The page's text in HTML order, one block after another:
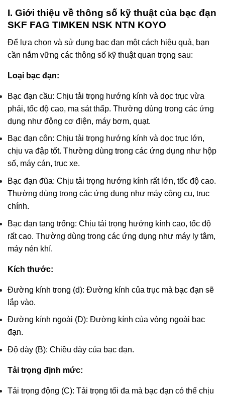
I. Giới thiệu về thông số kỹ thuật của bạc đạn
SKF FAG TIMKEN NSK NTN KOYO
Để lựa chọn và sử dụng bạc đạn một cách hiệu quả, bạn
cần nắm vững các thông số kỹ thuật quan trọng sau:
Loại bạc đạn:
Bạc đạn cầu: Chịu tải trọng hướng kính và dọc trục vừa
phải, tốc độ cao, ma sát thấp. Thường dùng trong các ứng
dụng như động cơ điện, máy bơm, quạt.
Bạc đạn côn: Chịu tải trọng hướng kính và dọc trục lớn,
chịu va đập tốt. Thường dùng trong các ứng dụng như hộp
số, máy cán, trục xe.
Bạc đạn đũa: Chịu tải trọng hướng kính rất lớn, tốc độ cao.
Thường dùng trong các ứng dụng như máy công cụ, trục
chính.
Bạc đạn tang trống: Chịu tải trọng hướng kính cao, tốc độ
rất cao. Thường dùng trong các ứng dụng như máy ly tâm,
máy nén khí.
Kích thước:
Đường kính trong (d): Đường kính của trục mà bạc đạn sẽ
lắp vào.
Đường kính ngoài (D): Đường kính của vòng ngoài bạc
đạn.
Độ dày (B): Chiều dày của bạc đạn.
Tải trọng định mức:
Tải trọng động (C): Tải trọng tối đa mà bạc đạn có thể chịu